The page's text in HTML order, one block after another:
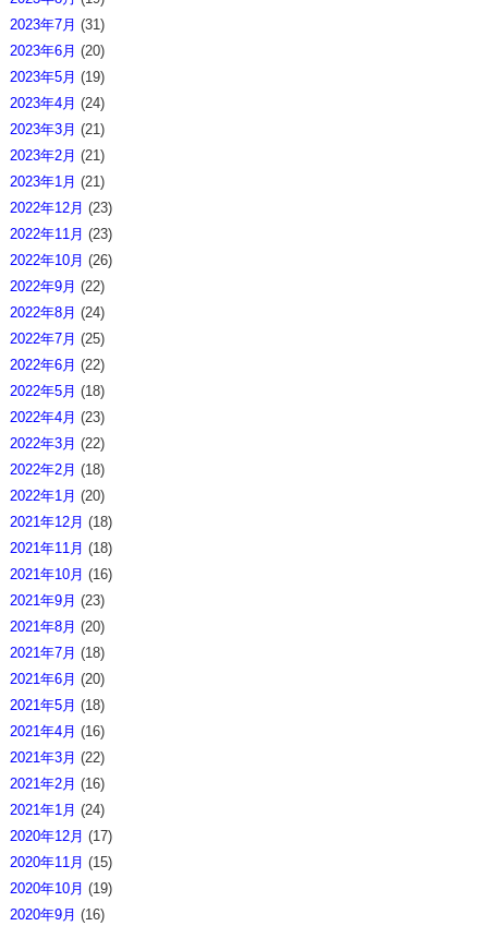
2023年7月 (31)
2023年6月 (20)
2023年5月 (19)
2023年4月 (24)
2023年3月 (21)
2023年2月 (21)
2023年1月 (21)
2022年12月 (23)
2022年11月 (23)
2022年10月 (26)
2022年9月 (22)
2022年8月 (24)
2022年7月 (25)
2022年6月 (22)
2022年5月 (18)
2022年4月 (23)
2022年3月 (22)
2022年2月 (18)
2022年1月 (20)
2021年12月 (18)
2021年11月 (18)
2021年10月 (16)
2021年9月 (23)
2021年8月 (20)
2021年7月 (18)
2021年6月 (20)
2021年5月 (18)
2021年4月 (16)
2021年3月 (22)
2021年2月 (16)
2021年1月 (24)
2020年12月 (17)
2020年11月 (15)
2020年10月 (19)
2020年9月 (16)